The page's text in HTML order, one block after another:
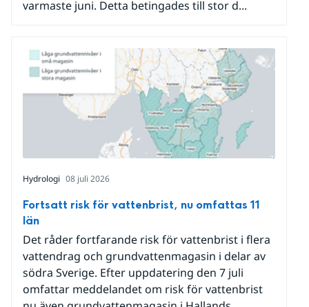
varmaste juni. Detta betingades till stor d...
Hydrologi 08 juli 2026
Fortsatt risk för vattenbrist, nu omfattas 11
län
Det råder fortfarande risk för vattenbrist i flera
vattendrag och grundvattenmagasin i delar av
södra Sverige. Efter uppdatering den 7 juli
omfattar meddelandet om risk för vattenbrist